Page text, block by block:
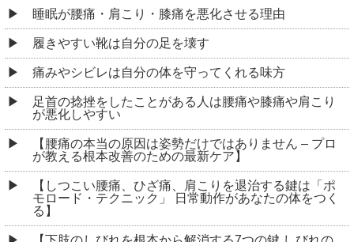
睡眠が腰痛・肩こり・膝痛を悪化させる理由
履きやすい靴は自分の足を壊す
痛みやシビレは自分の体を守ってくれる味方
足首の捻挫をしたことがある人は腰痛や膝痛や肩こり
が悪化しやすい
【腰痛の本当の原因は姿勢だけではありません – プロ
が教える根本改善のための最新ケア】
【しつこい腰痛、ひざ痛、肩こりを退治する鍵は「ポ
モロード・テクニック」 日常動作があなたの体をつく
る】